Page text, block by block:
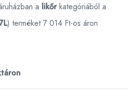
a likőrkategóriából a
) terméket 7 014 Ft-os áron